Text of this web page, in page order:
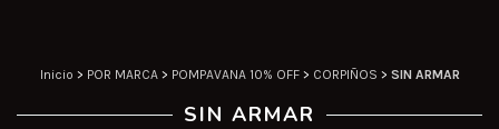
Inicio > POR MARCA > POMPAVANA 10% OFF > CORPIÑOS > SIN ARMAR
SIN ARMAR